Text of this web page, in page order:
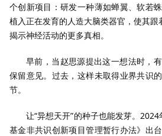
个创新项目：研发一种薄如蝉翼、软若
植入正在发育的人造大脑类器官，使其跟
揭示神经活动的更多真相。
早前，当赵思源提出这一想法时，
保留意见。过去，这样未取得业界共识
节。
让“异想天开”的种子也能发芽。
基金非共识创新项目管理暂行办法》出